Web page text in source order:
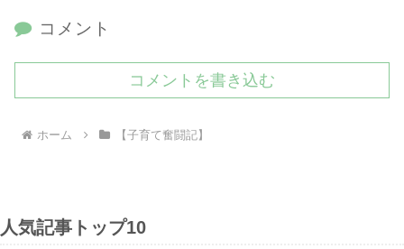
コメント
コメントを書き込む
ホーム 【子育て奮闘記】
人気記事トップ10